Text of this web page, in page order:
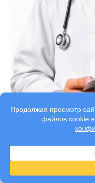
Мефедроновая